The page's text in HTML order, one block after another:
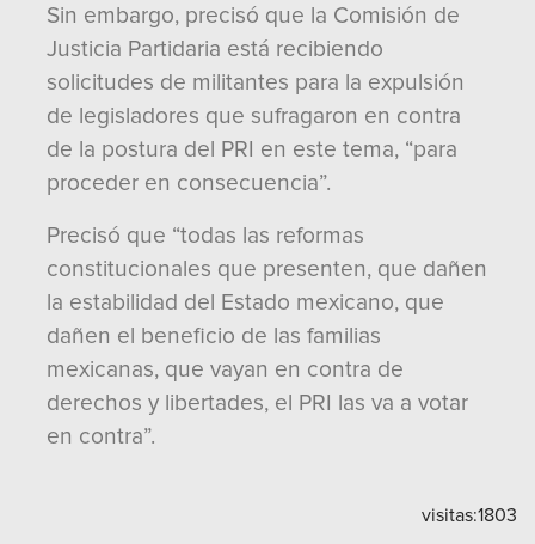
Sin embargo, precisó que la Comisión de
Justicia Partidaria está recibiendo
solicitudes de militantes para la expulsión
de legisladores que sufragaron en contra
de la postura del PRI en este tema, “para
proceder en consecuencia”.
Precisó que “todas las reformas
constitucionales que presenten, que dañen
la estabilidad del Estado mexicano, que
dañen el beneficio de las familias
mexicanas, que vayan en contra de
derechos y libertades, el PRI las va a votar
en contra”.
visitas:1803